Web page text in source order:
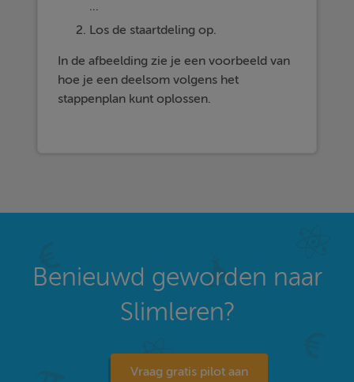
...
Los de staartdeling op.
In de afbeelding zie je een voorbeeld van
hoe je een deelsom volgens het
stappenplan kunt oplossen.
Benieuwd geworden naar
Slimleren?
Vraag gratis pilot aan